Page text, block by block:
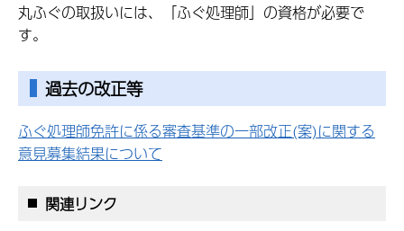
丸ふぐの取扱いには、「ふぐ処理師」の資格が必要で
す。
過去の改正等
ふぐ処理師免許に係る審査基準の一部改正(案)に関する
意見募集結果について
関連リンク